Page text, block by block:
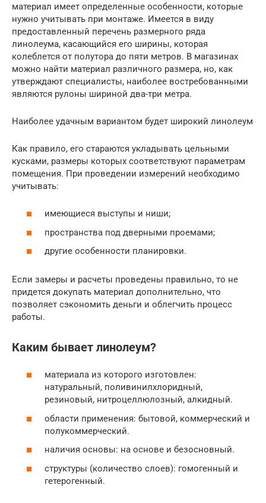
материал имеет определенные особенности, которые
нужно учитывать при монтаже. Имеется в виду
предоставленный перечень размерного ряда
линолеума, касающийся его ширины, которая
колеблется от полутора до пяти метров. В магазинах
можно найти материал различного размера, но, как
утверждают специалисты, наиболее востребованными
являются рулоны шириной два-три метра.
Наиболее удачным вариантом будет широкий линолеум
Как правило, его стараются укладывать цельными
кусками, размеры которых соответствуют параметрам
помещения. При проведении измерений необходимо
учитывать:
имеющиеся выступы и ниши;
пространства под дверными проемами;
другие особенности планировки.
Если замеры и расчеты проведены правильно, то не
придется докупать материал дополнительно, что
позволяет сэкономить деньги и облегчить процесс
работы.
Каким бывает линолеум?
материала из которого изготовлен:
натуральный, поливинилхлоридный,
резиновый, нитроцеллюлозный, алкидный.
области применения: бытовой, коммерческий и
полукоммерческий.
наличия основы: на основе и безосновный.
структуры (количество слоев): гомогенный и
гетерогенный.